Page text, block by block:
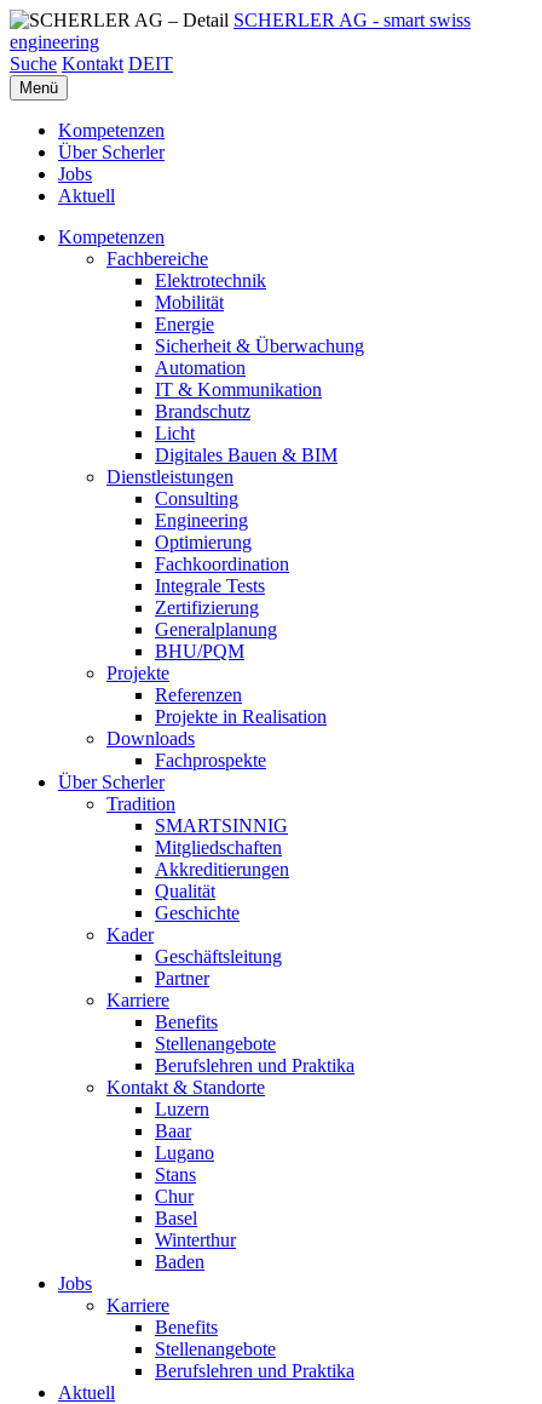
SCHERLER AG - smart swiss
engineering
Suche Kontakt DEIT
Menü
Kompetenzen
Über Scherler
Jobs
Aktuell
Kompetenzen
Fachbereiche
Elektrotechnik
Mobilität
Energie
Sicherheit & Überwachung
Automation
IT & Kommunikation
Brandschutz
Licht
Digitales Bauen & BIM
Dienstleistungen
Consulting
Engineering
Optimierung
Fachkoordination
Integrale Tests
Zertifizierung
Generalplanung
BHU/PQM
Projekte
Referenzen
Projekte in Realisation
Downloads
Fachprospekte
Über Scherler
Tradition
SMARTSINNIG
Mitgliedschaften
Akkreditierungen
Qualität
Geschichte
Kader
Geschäftsleitung
Partner
Karriere
Benefits
Stellenangebote
Berufslehren und Praktika
Kontakt & Standorte
Luzern
Baar
Lugano
Stans
Chur
Basel
Winterthur
Baden
Jobs
Karriere
Benefits
Stellenangebote
Berufslehren und Praktika
Aktuell